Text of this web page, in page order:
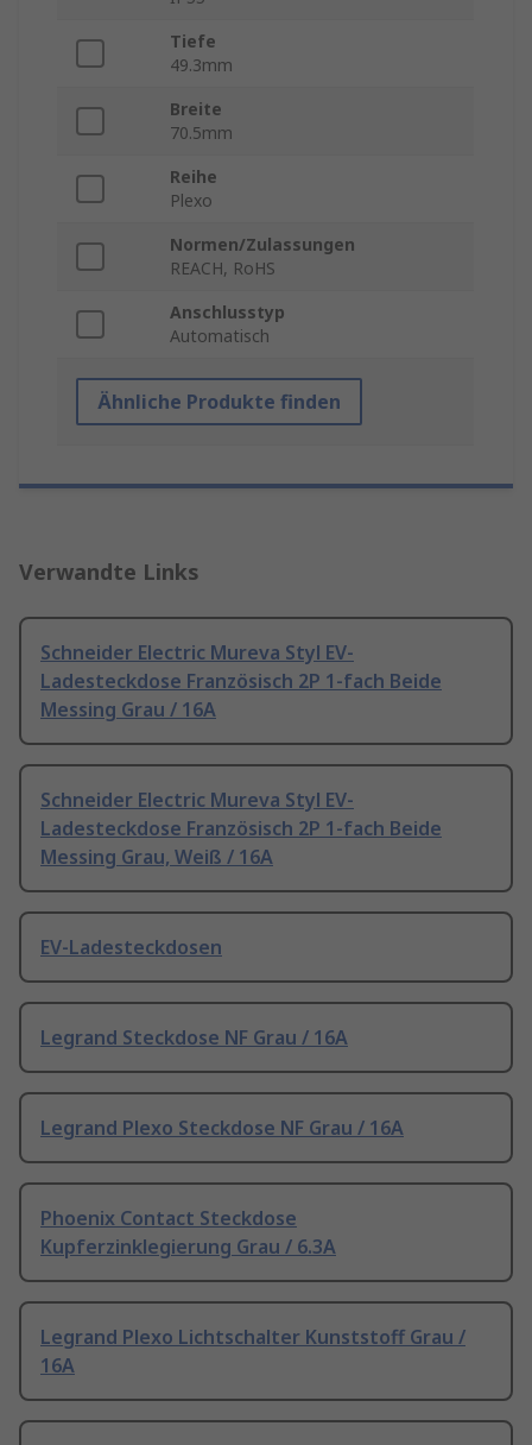
Tiefe
49.3mm
Breite
70.5mm
Reihe
Plexo
Normen/Zulassungen
REACH, RoHS
Anschlusstyp
Automatisch
Ähnliche Produkte finden
Verwandte Links
Schneider Electric Mureva Styl EV-
Ladesteckdose Französisch 2P 1-fach Beide
Messing Grau / 16A
Schneider Electric Mureva Styl EV-
Ladesteckdose Französisch 2P 1-fach Beide
Messing Grau, Weiß / 16A
EV-Ladesteckdosen
Legrand Steckdose NF Grau / 16A
Legrand Plexo Steckdose NF Grau / 16A
Phoenix Contact Steckdose
Kupferzinklegierung Grau / 6.3A
Legrand Plexo Lichtschalter Kunststoff Grau /
16A